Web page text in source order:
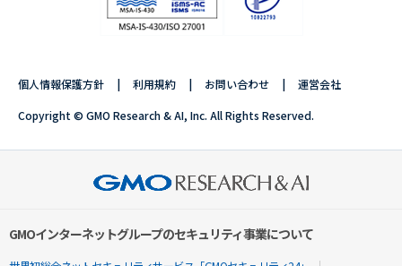
個人情報保護方針 利用規約 お問い合わせ 運営会社
Copyright © GMO Research & AI, Inc. All Rights Reserved.
GMOインターネットグループのセキュリティ事業について